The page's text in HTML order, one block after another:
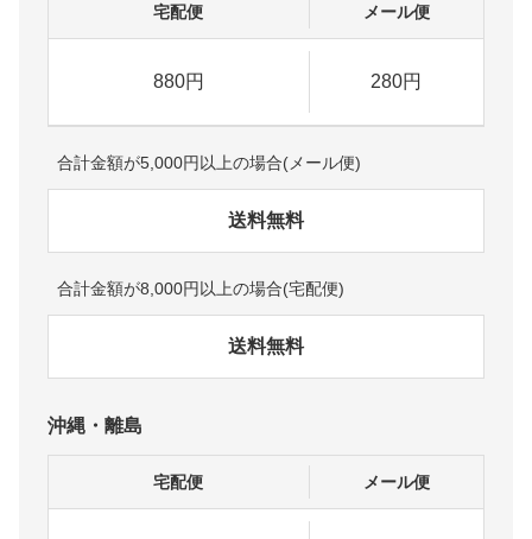
宅配便 メール便
880円 280円
合計金額が5,000円以上の場合(メール便)
送料無料
合計金額が8,000円以上の場合(宅配便)
送料無料
沖縄・離島
宅配便 メール便